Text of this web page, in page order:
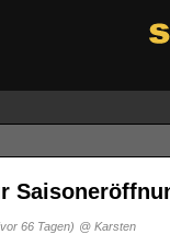
66 Tagen) @ Karsten